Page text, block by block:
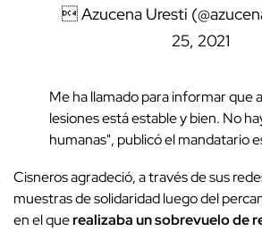
 Azucena Uresti
25, 2021
Me ha llamado para informar que
lesiones está estable y bien. No
humanas", publicó el mandatario
Cisneros agradeció, a través de sus
muestras de solidaridad luego del
en el querealizaba un sobrevuelo de